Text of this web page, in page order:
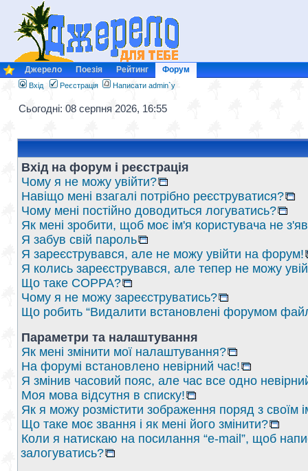
Джерело Поезія Рейтинг Форум
Вхід Реєстрація Написати admin`у
Сьогодні: 08 серпня 2026, 16:55
Вхід на форум і реєстрація
Чому я не можу увійти?
Навіщо мені взагалі потрібно реєструватися?
Чому мені постійно доводиться логуватись?
Як мені зробити, щоб моє ім'я користувача не
Я забув свій пароль
Я зареєструвався, але не можу увійти на форум!
Я колись зареєструвався, але тепер не можу
Що таке COPPA?
Чому я не можу зареєструватись?
Що робить “Видалити встановлені форумом
Параметри та налаштування
Як мені змінити мої налаштування?
На форумі встановлено невірний час!
Я змінив часовий пояс, але час все одно
Моя мова відсутня в списку!
Як я можу розмістити зображення поряд з своїм
Що таке моє звання і як мені його змінити?
Коли я натискаю на посилання “e-mail”, щоб
залогуватись?